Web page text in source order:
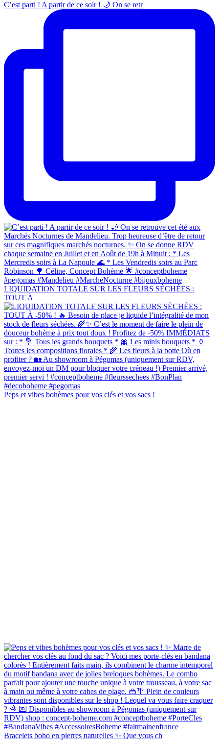
C’est parti ! A partir de ce soir ! 🌙 On se retr
LIQUIDATION TOTALE SUR LES FLEURS SÉCHÉES :
TOUT À
Peps et vibes bohèmes pour vos clés et vos sacs !
Bracelets boho en pierres naturelles ✨ Que vous ch